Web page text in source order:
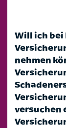
Will ich bei
nehmen
versuchen